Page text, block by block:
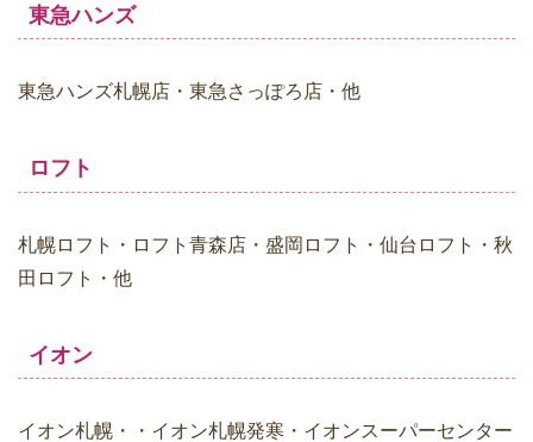
東急ハンズ
東急ハンズ札幌店・東急さっぽろ店・他
ロフト
札幌ロフト・ロフト青森店・盛岡ロフト・仙台ロフト・秋
田ロフト・他
イオン
イオン札幌・・イオン札幌発寒・イオンスーパーセンター